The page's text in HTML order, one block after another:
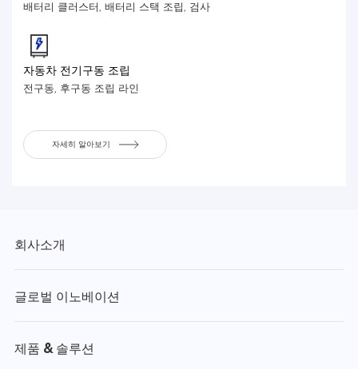
배터리 클러스터, 배터리 스택 조립, 검사
자동차 전기구동 조립
전구동, 후구동 조립 라인
자세히 알아보기
회사소개
글로벌 이노베이션
제품 & 솔루션